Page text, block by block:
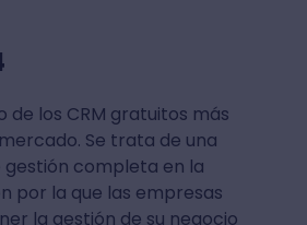
de los CRM gratuitos más
Se trata de una
completa en la
por la que las empresas
la gestión de su negocio